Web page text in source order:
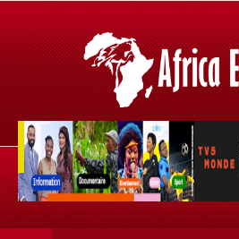
Retrouvez votre chaîne
CANAL+ 36 . Fandaharam-potoana